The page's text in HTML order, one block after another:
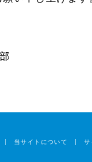
当サイトについて サ